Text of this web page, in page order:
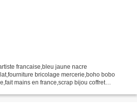
francaise,bleu jaune nacre
bricolage mercerie,boho bobo
mains en france,scrap bijou coffret